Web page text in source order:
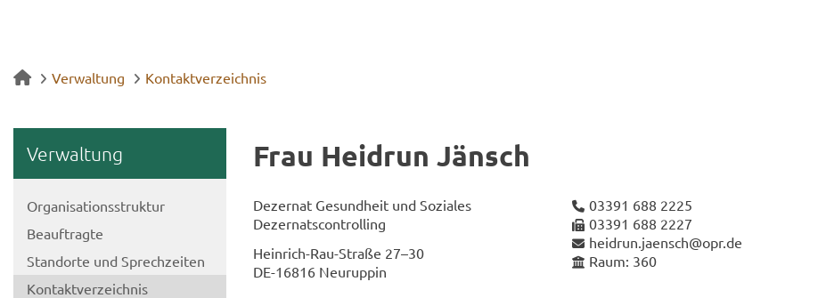
Verwaltung Kontaktverzeichnis
Ver­wal­tung
Or­ga­ni­sa­ti­ons­struk­tur
Be­auf­trag­te
Stand­or­te und Sprech­zei­ten
Kon­takt­ver­zeich­nis
Frau Hei­drun Jänsch
De­zer­nat Ge­sund­heit und So­zia­les
De­zer­nats­con­trol­ling
Heinrich-​Rau-Straße 27–30
DE-​16816 Neu­rup­pin
03391 688 2225
03391 688 2227
hei­drun.ja­ensch@opr.de
Raum: 360